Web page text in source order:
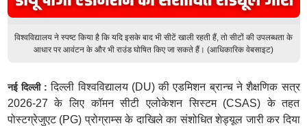
विश्वविद्यालय ने स्पष्ट किया है कि यदि इसके बाद भी सीटें खाली रहती हैं, तो सीटों की उपलब्धता के
आधार पर आवंटन के और भी राउंड घोषित किए जा सकते हैं। (आधिकारिक वेबसाइट)
नई दिल्ली :दिल्ली विश्वविद्यालय (DU) की एडमिशन ब्रान्च ने शैक्षणिक सत्र
2026-27 के लिए कॉमन सीटी एलोकेशन सिस्टम (CSAS) के तहत
पोस्टग्रेजुएट (PG) प्रोग्राम्स के दाखिले का संशोधित शेड्यूल जारी कर दिया